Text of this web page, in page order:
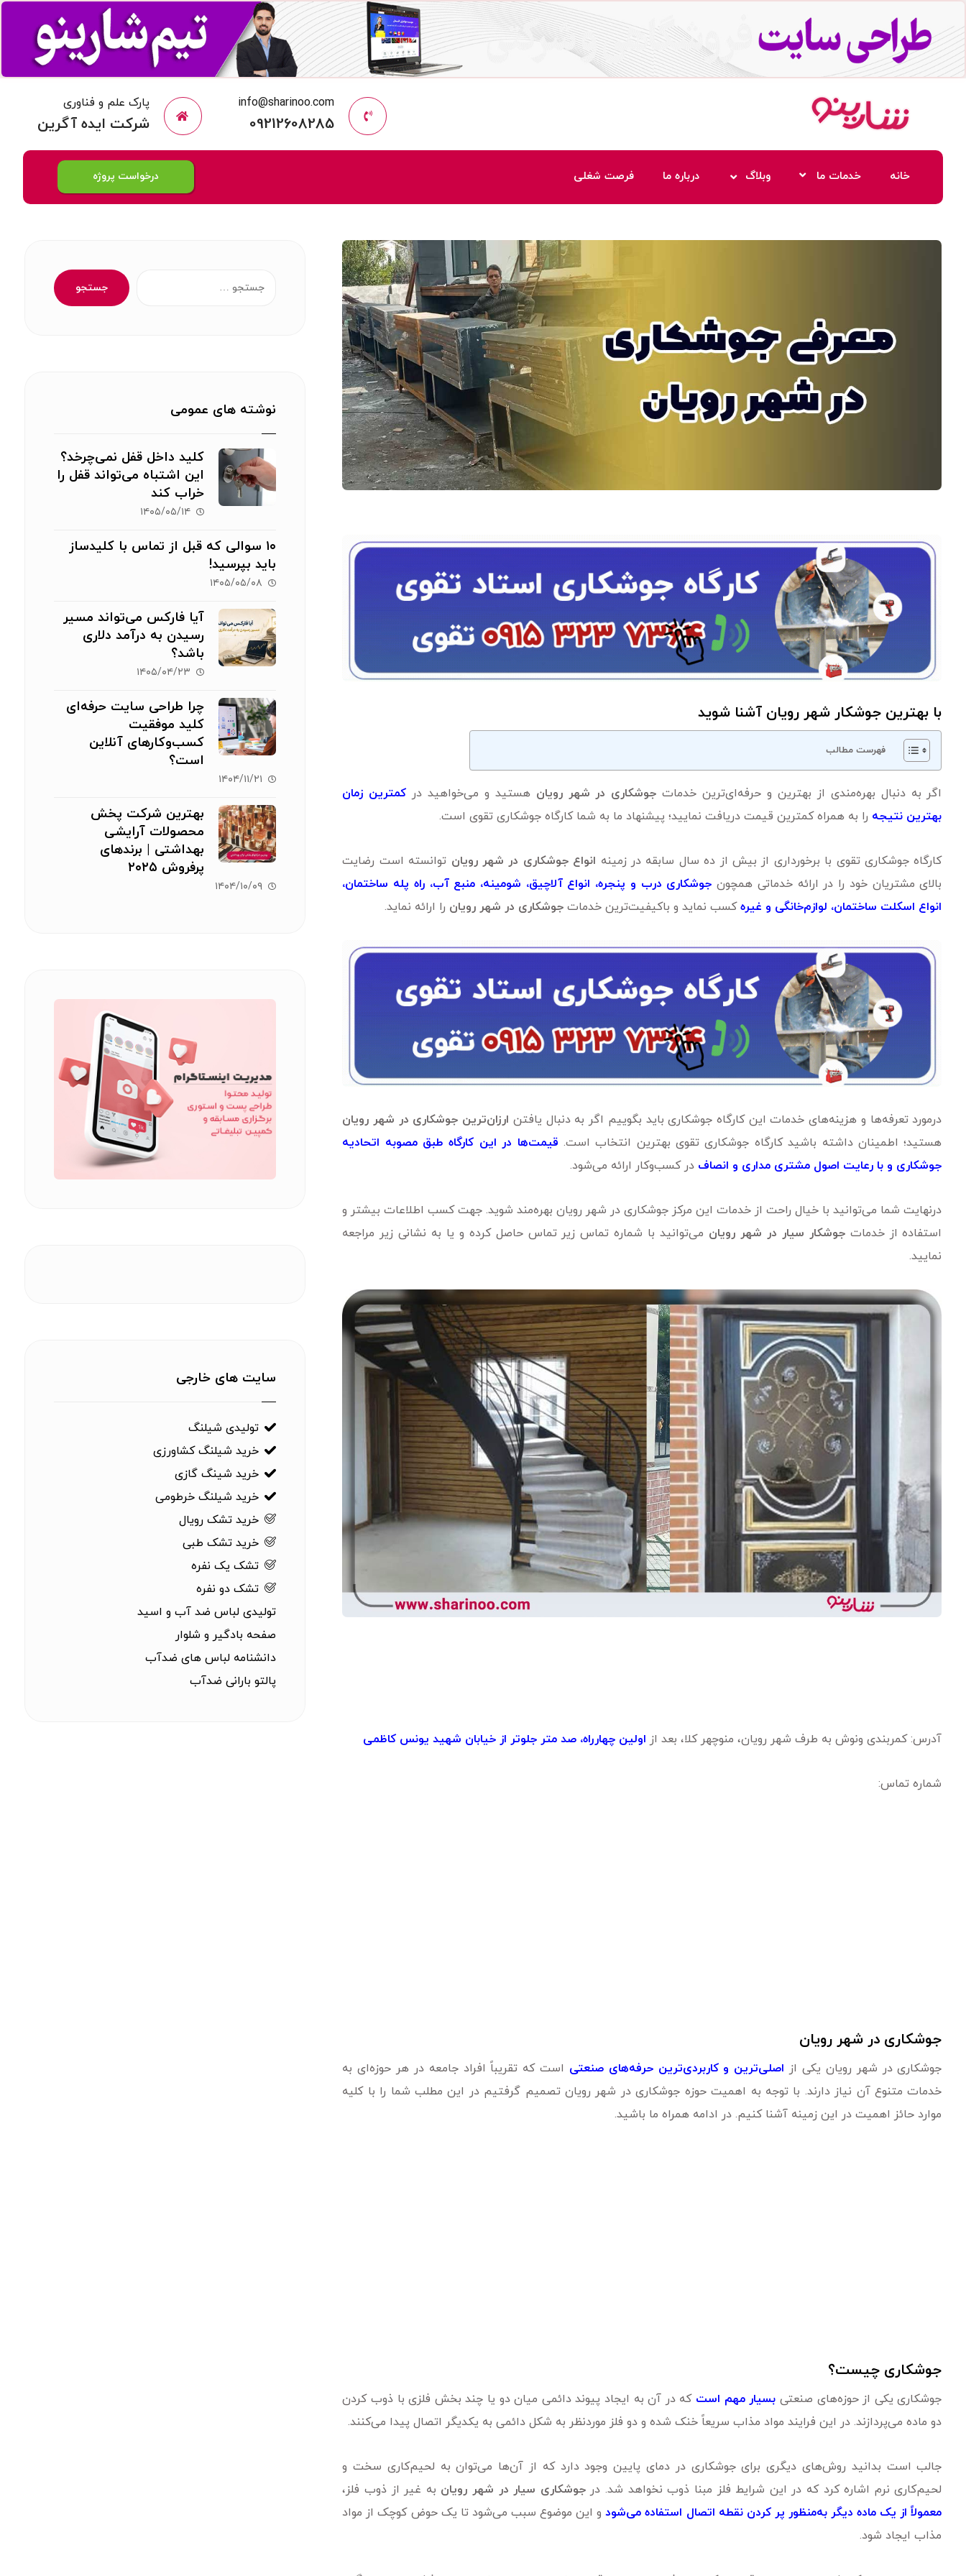
پارک علم و فناوری
شرکت ایده آگرین
info@sharinoo.com
09212608285
خانه خدمات ما وبلاگ درباره ما فرصت شغلی درخواست پروژه
با بهترین جوشکار شهر رویان آشنا شوید
فهرست مطالب
اگر به دنبال بهره‌مندی از بهترین و حرفه‌ای‌ترین خدمات جوشکاری در شهر رویان هستید و می‌خواهید در کمترین زمان
بهترین نتیجه را به همراه کمترین قیمت دریافت نمایید؛ پیشنهاد ما به شما کارگاه جوشکاری تقوی است.
کارگاه جوشکاری تقوی با برخورداری از بیش از ده سال سابقه در زمینه انواع جوشکاری در شهر رویان توانسته است رضایت
بالای مشتریان خود را در ارائه خدماتی همچون جوشکاری درب و پنجره، انواع آلاچیق، شومینه، منبع آب، راه پله ساختمان،
انواع اسکلت ساختمان، لوازم‌خانگی و غیرهکسب نماید و باکیفیت‌ترین خدمات جوشکاری در شهر رویان را ارائه نماید.
درمورد تعرفه‌ها و هزینه‌های خدمات این کارگاه جوشکاری باید بگوییم اگر به دنبال یافتن ارزان‌ترین جوشکاری در شهر رویان
هستید؛ اطمینان داشته باشید کارگاه جوشکاری تقوی بهترین انتخاب است. قیمت‌ها در این کارگاه طبق مصوبه اتحادیه
جوشکاری و با رعایت اصول مشتری مداری و انصاف در کسب‌وکار ارائه می‌شود.
درنهایت شما می‌توانید با خیال راحت از خدمات این مرکز جوشکاری در شهر رویان بهره‌مند شوید. جهت کسب اطلاعات بیشتر و
استفاده از خدماتجوشکار سیار در شهر رویان می‌توانید با شماره تماس زیر تماس حاصل کرده و یا به نشانی زیر مراجعه
نمایید.
آدرس: کمربندی ونوش به طرف شهر رویان، منوچهر کلا، بعد از اولین چهارراه، صد متر جلوتر از خیابان شهید یونس کاظمی‌
شماره تماس:
جوشکاری در شهر رویان
جوشکاری در شهر رویان یکی از اصلی‌ترین و کاربردی‌ترین حرفه‌‌های صنعتی است که تقریباً افراد جامعه در هر حوزه‌ای به
خدمات متنوع آن نیاز دارند. با توجه به اهمیت حوزه جوشکاری در شهر رویان تصمیم گرفتیم در این مطلب شما را با کلیه
موارد حائز اهمیت در این زمینه آشنا کنیم. در ادامه همراه ما باشید.
جوشکاری چیست؟
جوشکاری یکی از حوزه‌های صنعتی بسیار مهم است که در آن به ایجاد پیوند دائمی‌ میان دو یا چند بخش فلزی با ذوب کردن
دو ماده می‌پردازند. در این فرایند مواد مذاب سریعاً خنک شده و دو فلز موردنظر به شکل دائمی‌ به یکدیگر اتصال پیدا می‌کنند.
جالب است بدانید روش‌‌های دیگری برای جوشکاری در دمای پایین وجود دارد که از آن‌ها می‌توان به لحیم‌کاری سخت و
لحیم‌کاری نرم اشاره کرد که در این شرایط فلز مبنا ذوب نخواهد شد. درجوشکاری سیار در شهر رویان به غیر از ذوب فلز،
معمولاً از یک ماده دیگر به‌منظور پر کردن نقطه اتصال استفاده می‌‌شودو این موضوع سبب می‌‌شود تا یک حوض کوچک از مواد
مذاب ایجاد شود.
جستجو
نوشته های عمومی
کلید داخل قفل نمی‌چرخد؟
این اشتباه می‌تواند قفل را
خراب کند
۱۴۰۵/۰۵/۱۴
۱۰ سوالی که قبل از تماس با کلیدساز
باید بپرسید!
۱۴۰۵/۰۵/۰۸
آیا فارکس می‌تواند مسیر
رسیدن به درآمد دلاری
باشد؟
۱۴۰۵/۰۴/۲۳
چرا طراحی سایت حرفه‌ای
کلید موفقیت
کسب‌وکارهای آنلاین
است؟
۱۴۰۴/۱۱/۲۱
بهترین شرکت پخش
محصولات آرایشی
بهداشتی | برندهای
پرفروش ۲۰۲۵
۱۴۰۴/۱۰/۰۹
سایت های خارجی
تولیدی شیلنگ
خرید شیلنگ کشاورزی
خرید شینگ گازی
خرید شیلنگ خرطومی
خرید تشک رویال
خرید تشک طبی
تشک یک نفره
تشک دو نفره
تولیدی لباس ضد آب و اسید
صفحه بادگیر و شلوار
دانشنامه لباس های ضدآب
پالتو بارانی ضدآب